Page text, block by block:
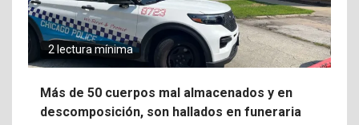
2 lectura mínima
Más de 50 cuerpos mal almacenados y en
descomposición, son hallados en funeraria